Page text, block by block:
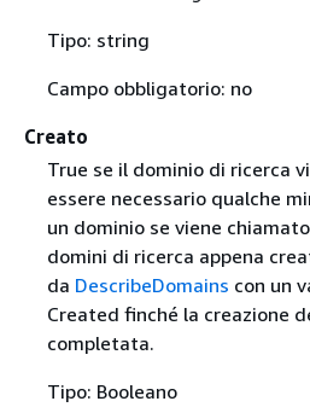
Tipo: string
Campo obbligatorio: no
Creato
True se il dominio di ricerca
essere necessario qualche
un dominio se viene chiamato
domini di ricerca appena
da DescribeDomains con un
Created finché la creazione
completata.
Tipo: Booleano